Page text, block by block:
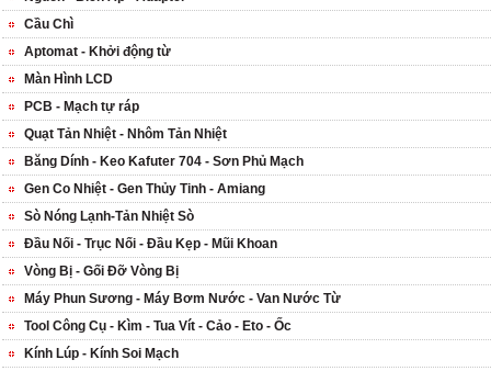
Cầu Chì
Aptomat - Khởi động từ
Màn Hình LCD
PCB - Mạch tự ráp
Quạt Tản Nhiệt - Nhôm Tản Nhiệt
Băng Dính - Keo Kafuter 704 - Sơn Phủ Mạch
Gen Co Nhiệt - Gen Thủy Tinh - Amiang
Sò Nóng Lạnh-Tản Nhiệt Sò
Đầu Nối - Trục Nối - Đầu Kẹp - Mũi Khoan
Vòng Bị - Gối Đỡ Vòng Bị
Máy Phun Sương - Máy Bơm Nước - Van Nước Từ
Tool Công Cụ - Kìm - Tua Vít - Cảo - Eto - Ốc
Kính Lúp - Kính Soi Mạch